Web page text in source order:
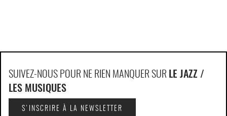
SUIVEZ-NOUS POUR NE RIEN MANQUER SUR LE JAZZ /
LES MUSIQUES
S'INSCRIRE À LA NEWSLETTER